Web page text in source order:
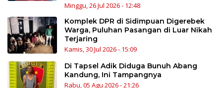
Minggu, 26 Jul 2026 - 12:48
Komplek DPR di Sidimpuan Digerebek
Warga, Puluhan Pasangan di Luar Nikah
Terjaring
Kamis, 30 Jul 2026 - 15:09
Di Tapsel Adik Diduga Bunuh Abang
Kandung, Ini Tampangnya
Rabu, 05 Agu 2026 - 21:26